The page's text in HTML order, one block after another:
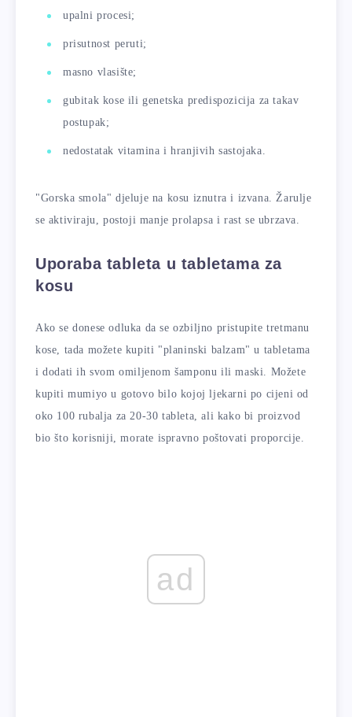
upalni procesi;
prisutnost peruti;
masno vlasište;
gubitak kose ili genetska predispozicija za takav
postupak;
nedostatak vitamina i hranjivih sastojaka.
"Gorska smola" djeluje na kosu iznutra i izvana. Žarulje
se aktiviraju, postoji manje prolapsa i rast se ubrzava.
Uporaba tableta u tabletama za
kosu
Ako se donese odluka da se ozbiljno pristupite tretmanu
kose, tada možete kupiti "planinski balzam" u tabletama
i dodati ih svom omiljenom šamponu ili maski. Možete
kupiti mumiyo u gotovo bilo kojoj ljekarni po cijeni od
oko 100 rubalja za 20-30 tableta, ali kako bi proizvod
bio što korisniji, morate ispravno poštovati proporcije.
ad